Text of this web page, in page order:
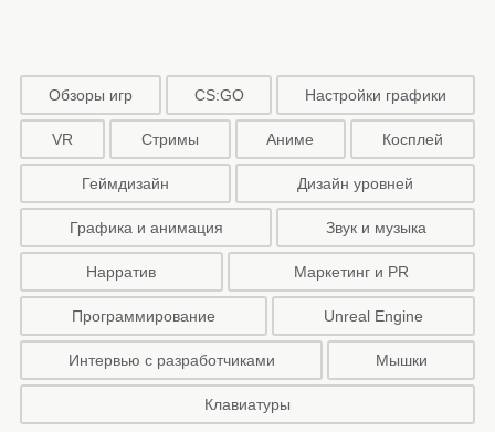
Обзоры игр CS:GO Настройки графики
VR Стримы Аниме Косплей
Геймдизайн Дизайн уровней
Графика и анимация Звук и музыка
Нарратив Маркетинг и PR
Программирование Unreal Engine
Интервью с разработчиками Мышки
Клавиатуры